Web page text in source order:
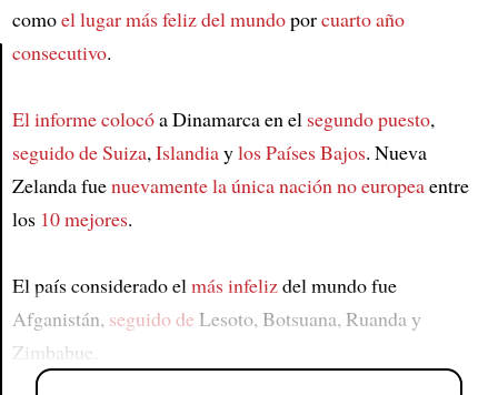
comoel lugar más feliz del mundoporcuarto año
consecutivo.
El informe colocóa Dinamarca en el segundo puesto,
seguido de Suiza,Islandiaylos Países Bajos. Nueva
Zelanda fuenuevamentela única nación no europeaentre
los 10 mejores.
El país considerado elmás infelizdel mundo fue
Afganistán, seguido de Lesoto, Botsuana, Ruanda y
Zimbabue.